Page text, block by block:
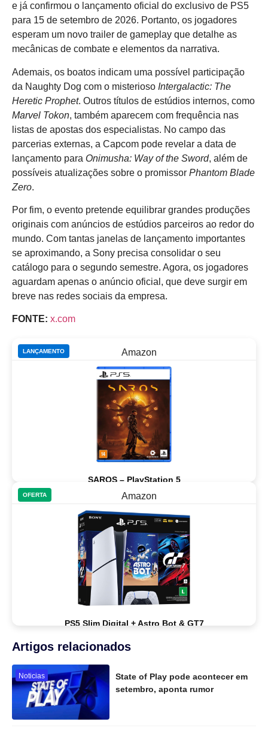
e já confirmou o lançamento oficial do exclusivo de PS5
para 15 de setembro de 2026. Portanto, os jogadores
esperam um novo trailer de gameplay que detalhe as
mecânicas de combate e elementos da narrativa.
Ademais, os boatos indicam uma possível participação
da Naughty Dog com o misterioso Intergalactic: The
Heretic Prophet. Outros títulos de estúdios internos, como
Marvel Tokon, também aparecem com frequência nas
listas de apostas dos especialistas. No campo das
parcerias externas, a Capcom pode revelar a data de
lançamento para Onimusha: Way of the Sword, além de
possíveis atualizações sobre o promissor Phantom Blade
Zero.
Por fim, o evento pretende equilibrar grandes produções
originais com anúncios de estúdios parceiros ao redor do
mundo. Com tantas janelas de lançamento importantes
se aproximando, a Sony precisa consolidar o seu
catálogo para o segundo semestre. Agora, os jogadores
aguardam apenas o anúncio oficial, que deve surgir em
breve nas redes sociais da empresa.
FONTE: x.com
LANÇAMENTO
SAROS – PlayStation 5
Comprar na Amazon
OFERTA
PS5 Slim Digital + Astro Bot & GT7
Comprar na Amazon
Artigos relacionados
Noticias
State of Play pode acontecer em
setembro, aponta rumor